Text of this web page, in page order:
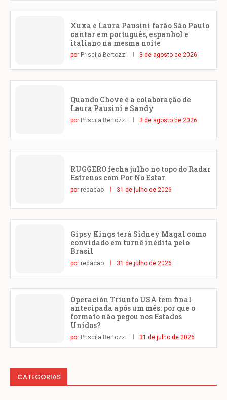
Xuxa e Laura Pausini farão São Paulo
cantar em português, espanhol e
italiano na mesma noite
por Priscila Bertozzi 3 de agosto de 2026
Quando Chove é a colaboração de
Laura Pausini e Sandy
por Priscila Bertozzi 3 de agosto de 2026
RUGGERO fecha julho no topo do Radar
Estrenos com Por No Estar
por redacao 31 de julho de 2026
Gipsy Kings terá Sidney Magal como
convidado em turnê inédita pelo
Brasil
por redacao 31 de julho de 2026
Operación Triunfo USA tem final
antecipada após um mês: por que o
formato não pegou nos Estados
Unidos?
por Priscila Bertozzi 31 de julho de 2026
CATEGORIAS